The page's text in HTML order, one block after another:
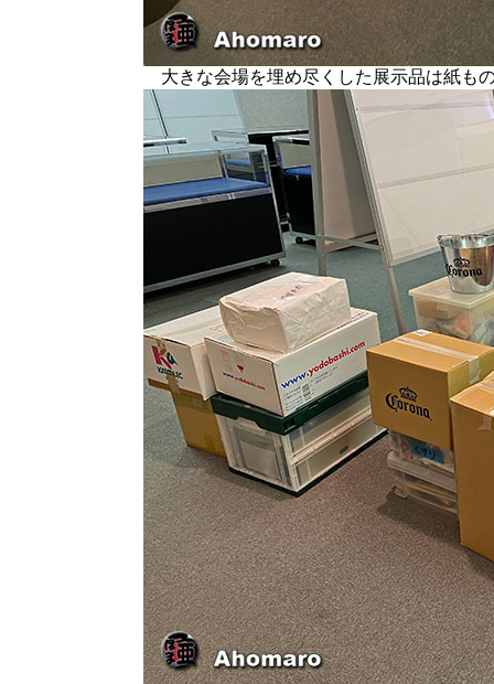
大きな会場を埋め尽くした展示品は紙も